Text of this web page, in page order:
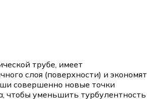
трубе, имеет
слоя (поверхности) и экономят
совершенно новые точки
чтобы уменьшить турбулентность